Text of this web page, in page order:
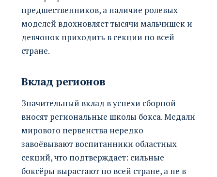
предшественников, а наличие ролевых
моделей вдохновляет тысячи мальчишек и
девчонок приходить в секции по всей
стране.
Вклад регионов
Значительный вклад в успехи сборной
вносят региональные школы бокса. Медали
мирового первенства нередко
завоёвывают воспитанники областных
секций, что подтверждает: сильные
боксёры вырастают по всей стране, а не в